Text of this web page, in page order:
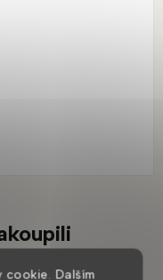
cookie. Dalším